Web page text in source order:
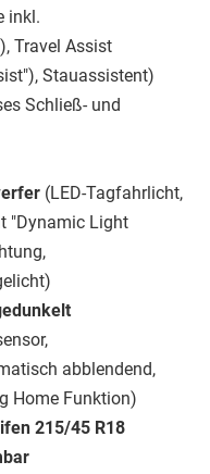
inkl.
Travel Assist
Stauassistent)
Schließ- und
(LED-Tagfahrlicht,
"Dynamic Light
abblendend,
Home Funktion)
215/45 R18